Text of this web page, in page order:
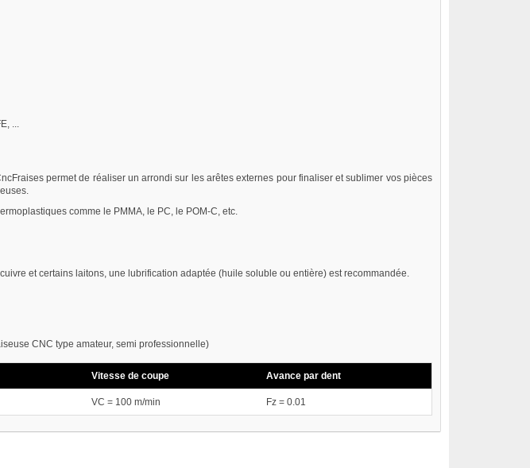
...
permet de réaliser un arrondi sur les arêtes externes pour finaliser et sublimer vos pièces
comme le PMMA, le PC, le POM-C, etc.
et certains laitons, une lubrification adaptée (huile soluble ou entière) est recommandée.
CNC type amateur, semi professionnelle)
Vitesse de coupe Avance par dent
VC = 100 m/min Fz = 0.01